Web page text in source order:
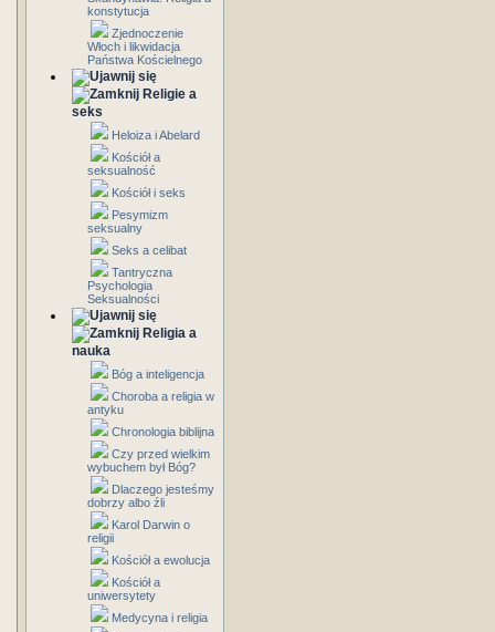
konstytucja
Zjednoczenie
Włoch i likwidacja
Państwa Kościelnego
Religie a
seks
Heloiza i Abelard
Kościół a
seksualność
Kościół i seks
Pesymizm
seksualny
Seks a celibat
Tantryczna
Psychologia
Seksualności
Religia a
nauka
Bóg a inteligencja
Choroba a religia w
antyku
Chronologia biblijna
Czy przed wielkim
wybuchem był Bóg?
Dlaczego jesteśmy
dobrzy albo źli
Karol Darwin o
religii
Kościół a ewolucja
Kościół a
uniwersytety
Medycyna i religia